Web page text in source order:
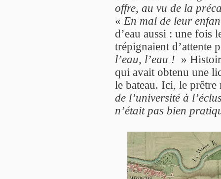
offre, au vu de la
« En mal de leur
d’eau aussi : une fois
trépignaient d’attente
l’eau, l’eau ! »
qui avait obtenu une
le bateau. Ici, le
de l’université à
n’était pas bien